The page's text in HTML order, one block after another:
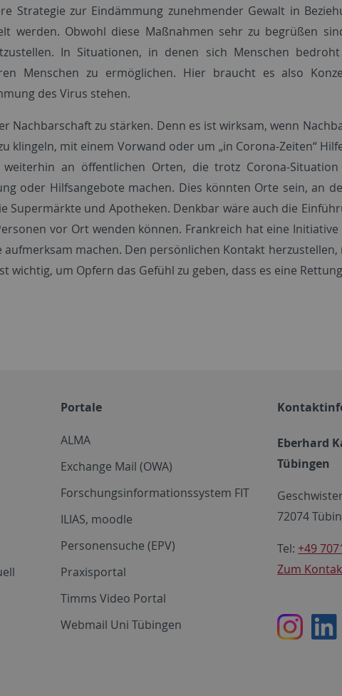
Strategie zur Eindämmung zunehmender Gewalt in
werden. Obwohl diese Maßnahmen sehr zu begrüßen
In Situationen, in denen sich Menschen
Menschen zu ermöglichen. Hier braucht es also
des Virus stehen.
Nachbarschaft zu stärken. Denn es ist wirksam, wenn
klingeln, mit einem Vorwand oder um „in Corona-Zeiten“
an öffentlichen Orten, die trotz Corona-Situation
oder Hilfsangebote machen. Dies könnten Orte sein, an
Supermärkte und Apotheken. Denkbar wäre auch die
vor Ort wenden können. Frankreich hat eine
aufmerksam machen. Den persönlichen Kontakt
um Opfern das Gefühl zu geben, dass es eine
Portale
ALMA
Exchange Mail (OWA)
Forschungsinformationssystem FIT
ILIAS, moodle
Personensuche (EPV)
Praxisportal
Timms Video Portal
Webmail Uni Tübingen
Eberhard
Tübingen
72074
Tel: +49
Zum
Instagram